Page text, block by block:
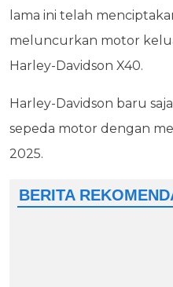
lama ini telah
meluncurkan motor
Harley-Davidson X40.
Harley-Davidson baru
sepeda motor dengan
2025.